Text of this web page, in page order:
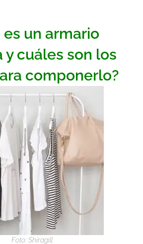
es un armario
y cuáles son los
componerlo?
Foto: Shiragill